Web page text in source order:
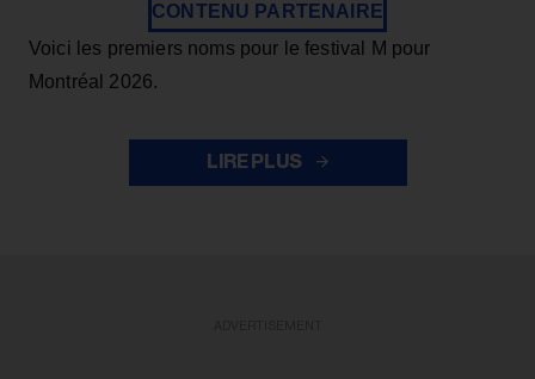
CONTENU PARTENAIRE
Voici les premiers noms pour le festival M pour
Montréal 2026.
LIRE PLUS